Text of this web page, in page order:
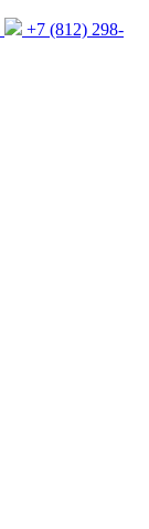
+7 (812) 298-